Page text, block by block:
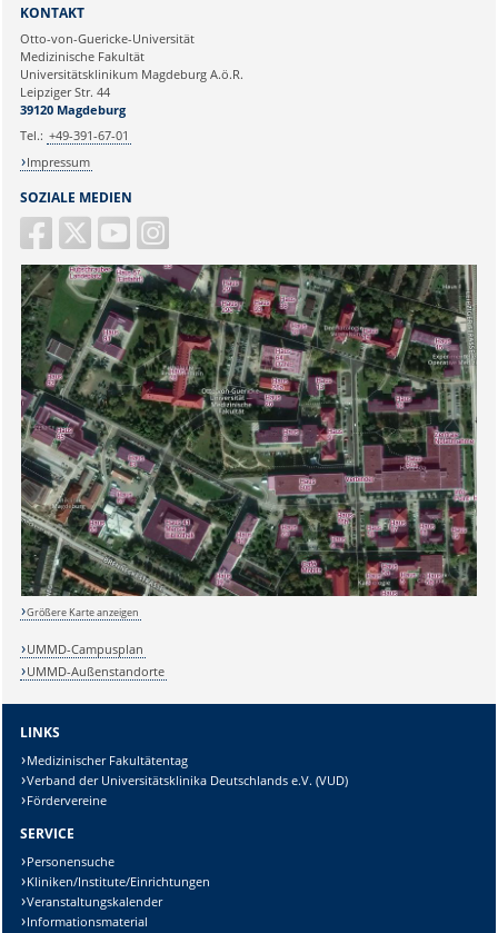
Ihre E-Mailadresse:
Ihr Anliegen:
SOZIALE MEDIEN
KONTAKT
Otto-von-Guericke-Universität
Medizinische Fakultät
Universitätsklinikum Magdeburg A.ö.R.
Leipziger Str. 44
39120 Magdeburg
Tel.: +49-391-67-01
Impressum
Größere Karte anzeigen
UMMD-Campusplan
UMMD-Außenstandorte
LINKS
Medizinischer Fakultätentag
Verband der Universitätsklinika Deutschlands e.V. (VUD)
Fördervereine
SERVICE
Personensuche
Kliniken/Institute/Einrichtungen
Veranstaltungskalender
Informationsmaterial